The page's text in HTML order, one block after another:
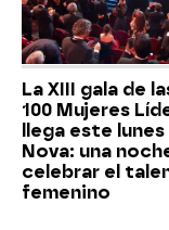
La XIII gala de
100 Mujeres
llega este lunes
Nova: una
celebrar el
femenino